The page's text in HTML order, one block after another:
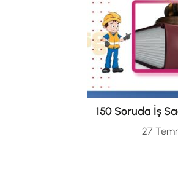
150 Soruda İş
27